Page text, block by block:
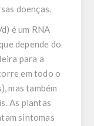
doenças.
é um RNA
depende do
para a
em todo o
mas também
As plantas
sintomas